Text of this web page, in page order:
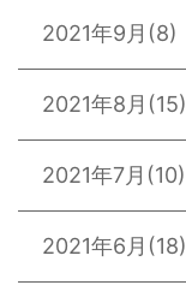
2021年9月 (8)
2021年8月 (15)
2021年7月 (10)
2021年6月 (18)